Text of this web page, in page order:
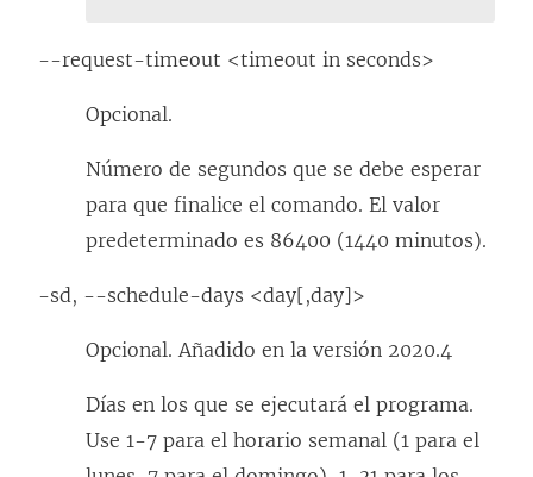
--request-timeout <timeout in seconds>
Opcional.
Número de segundos que se debe esperar
para que finalice el comando. El valor
predeterminado es 86400 (1440 minutos).
-sd, --schedule-days <day[,day]>
Opcional. Añadido en la versión 2020.4
Días en los que se ejecutará el programa.
Use 1-7 para el horario semanal (1 para el